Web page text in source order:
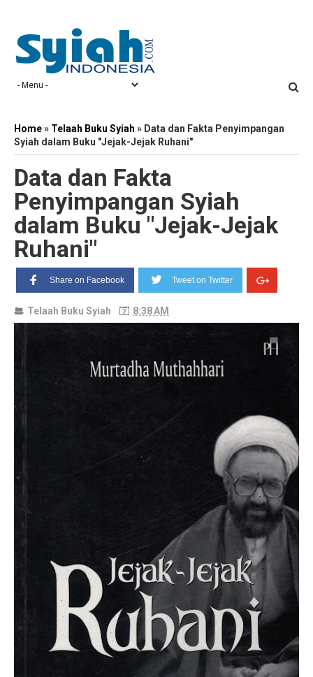
Home» Telaah Buku Syiah » Data dan Fakta Penyimpangan
Syiah dalam Buku "Jejak-Jejak Ruhani"
Data dan Fakta
Penyimpangan Syiah
dalam Buku "Jejak-Jejak
Ruhani"
Share on Facebook Tweet on Twitter
Telaah Buku Syiah 8:38 AM